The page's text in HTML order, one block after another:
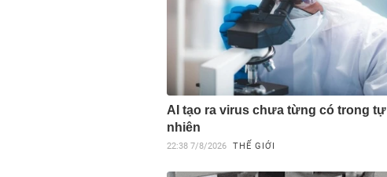
AI tạo ra virus chưa từng có trong tự
nhiên
22:38 7/8/2026 THẾ GIỚI